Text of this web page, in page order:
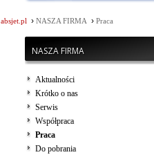
absjet.pl› NASZA FIRMA› Praca
NASZA FIRMA
Aktualności
Krótko o nas
Serwis
Współpraca
Praca
Do pobrania